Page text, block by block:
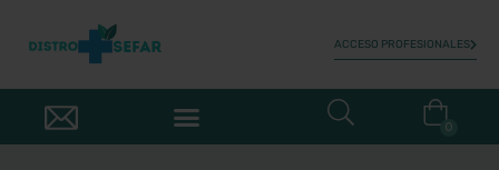
ACCESO PROFESIONALES
0